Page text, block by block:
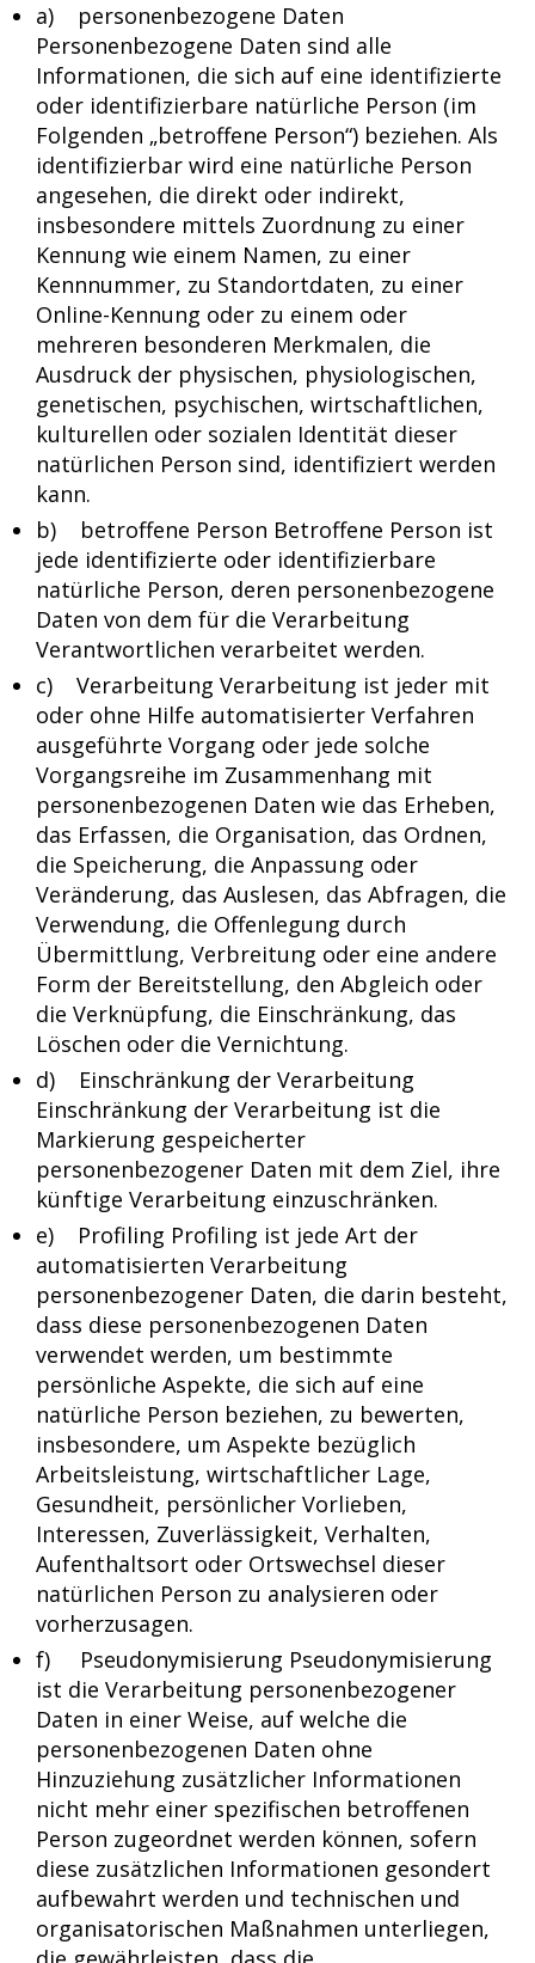
a) personenbezogene Daten
Personenbezogene Daten sind alle
Informationen, die sich auf eine identifizierte
oder identifizierbare natürliche Person (im
Folgenden „betroffene Person“) beziehen. Als
identifizierbar wird eine natürliche Person
angesehen, die direkt oder indirekt,
insbesondere mittels Zuordnung zu einer
Kennung wie einem Namen, zu einer
Kennnummer, zu Standortdaten, zu einer
Online-Kennung oder zu einem oder
mehreren besonderen Merkmalen, die
Ausdruck der physischen, physiologischen,
genetischen, psychischen, wirtschaftlichen,
kulturellen oder sozialen Identität dieser
natürlichen Person sind, identifiziert werden
kann.
b) betroffene Person Betroffene Person ist
jede identifizierte oder identifizierbare
natürliche Person, deren personenbezogene
Daten von dem für die Verarbeitung
Verantwortlichen verarbeitet werden.
c) Verarbeitung Verarbeitung ist jeder mit
oder ohne Hilfe automatisierter Verfahren
ausgeführte Vorgang oder jede solche
Vorgangsreihe im Zusammenhang mit
personenbezogenen Daten wie das Erheben,
das Erfassen, die Organisation, das Ordnen,
die Speicherung, die Anpassung oder
Veränderung, das Auslesen, das Abfragen, die
Verwendung, die Offenlegung durch
Übermittlung, Verbreitung oder eine andere
Form der Bereitstellung, den Abgleich oder
die Verknüpfung, die Einschränkung, das
Löschen oder die Vernichtung.
d) Einschränkung der Verarbeitung
Einschränkung der Verarbeitung ist die
Markierung gespeicherter
personenbezogener Daten mit dem Ziel, ihre
künftige Verarbeitung einzuschränken.
e) Profiling Profiling ist jede Art der
automatisierten Verarbeitung
personenbezogener Daten, die darin besteht,
dass diese personenbezogenen Daten
verwendet werden, um bestimmte
persönliche Aspekte, die sich auf eine
natürliche Person beziehen, zu bewerten,
insbesondere, um Aspekte bezüglich
Arbeitsleistung, wirtschaftlicher Lage,
Gesundheit, persönlicher Vorlieben,
Interessen, Zuverlässigkeit, Verhalten,
Aufenthaltsort oder Ortswechsel dieser
natürlichen Person zu analysieren oder
vorherzusagen.
f) Pseudonymisierung Pseudonymisierung
ist die Verarbeitung personenbezogener
Daten in einer Weise, auf welche die
personenbezogenen Daten ohne
Hinzuziehung zusätzlicher Informationen
nicht mehr einer spezifischen betroffenen
Person zugeordnet werden können, sofern
diese zusätzlichen Informationen gesondert
aufbewahrt werden und technischen und
organisatorischen Maßnahmen unterliegen,